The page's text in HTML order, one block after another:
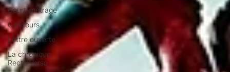
Court-métrage
Concours
Lettre ouverte
La chronique
Recto Verso